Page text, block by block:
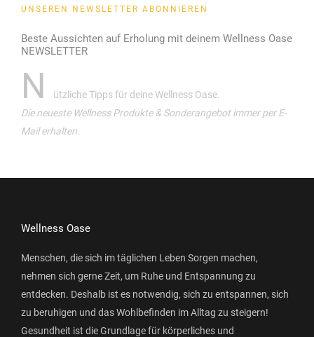
UNSEREN NEWSLETTER ABONNIEREN
Beste Aussichten auf Erholung mit deinem Wellness Oase
NEWSLETTER
N
ützliche Tipps für deine Wellness Oase.
Die neueste Wellness Produkte & Sonderangebot immer per E-
Mail erhalten.
Wellness Oase
Menschen, die sich im täglichen Leben Sorgen machen,
nehmen sich gerne Zeit, um Ruhe und Entspannung zu
entdecken. Deshalb ist es notwendig, sich zu entspannen, sich
zu beruhigen und das Wohlbefinden im Alltag zu steigern!
Gesundheit ist die Grundlage für körperliches und